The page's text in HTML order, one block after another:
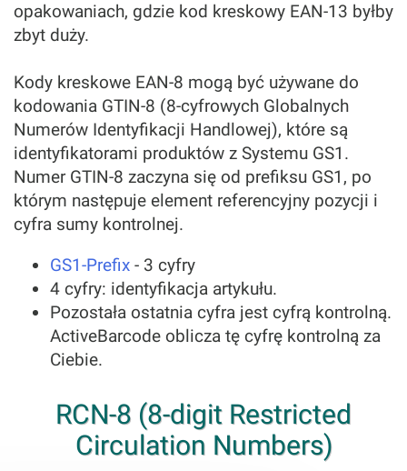
opakowaniach, gdzie kod kreskowy EAN-13 byłby
zbyt duży.
Kody kreskowe EAN-8 mogą być używane do
kodowania GTIN-8 (8-cyfrowych Globalnych
Numerów Identyfikacji Handlowej), które są
identyfikatorami produktów z Systemu GS1.
Numer GTIN-8 zaczyna się od prefiksu GS1, po
którym następuje element referencyjny pozycji i
cyfra sumy kontrolnej.
GS1-Prefix - 3 cyfry
4 cyfry: identyfikacja artykułu.
Pozostała ostatnia cyfra jest cyfrą kontrolną.
ActiveBarcode oblicza tę cyfrę kontrolną za
Ciebie.
RCN-8 (8-digit Restricted
Circulation Numbers)